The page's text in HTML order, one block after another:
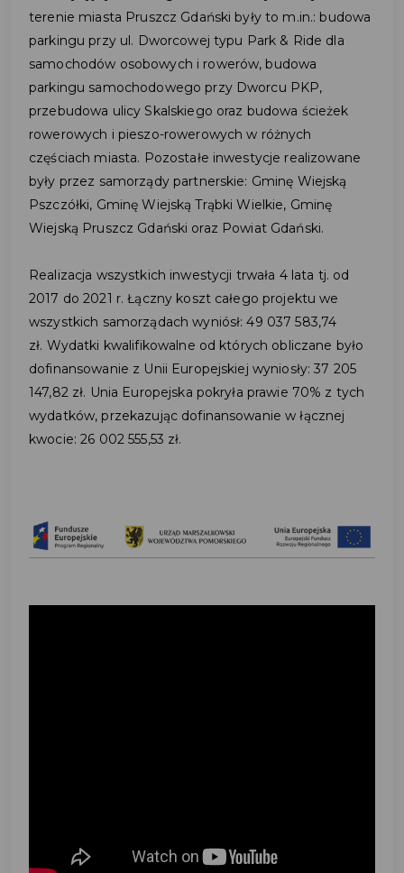
terenie miasta Pruszcz Gdański były to m.in.: budowa
parkingu przy ul. Dworcowej typu Park & Ride dla
samochodów osobowych i rowerów, budowa
parkingu samochodowego przy Dworcu PKP,
przebudowa ulicy Skalskiego oraz budowa ścieżek
rowerowych i pieszo-rowerowych w różnych
częściach miasta. Pozostałe inwestycje realizowane
były przez samorządy partnerskie: Gminę Wiejską
Pszczółki, Gminę Wiejską Trąbki Wielkie, Gminę
Wiejską Pruszcz Gdański oraz Powiat Gdański.
Realizacja wszystkich inwestycji trwała 4 lata tj. od
2017 do 2021 r. Łączny koszt całego projektu we
wszystkich samorządach wyniósł: 49 037 583,74
zł. Wydatki kwalifikowalne od których obliczane było
dofinansowanie z Unii Europejskiej wyniosły: 37 205
147,82 zł. Unia Europejska pokryła prawie 70% z tych
wydatków, przekazując dofinansowanie w łącznej
kwocie: 26 002 555,53 zł.